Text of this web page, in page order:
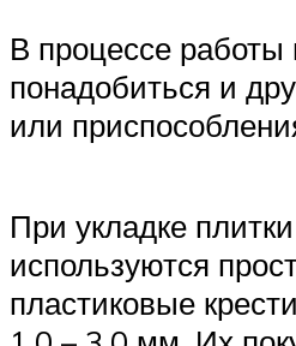
В процессе работы
понадобиться и
или
При укладке
используются
пластиковые